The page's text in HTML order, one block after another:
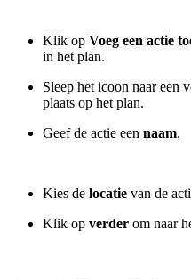
Klik op Voeg een actie
in het plan.
Sleep het icoon naar een
plaats op het plan.
Geef de actie een naam.
Kies de locatie van de
Klik op verder om naar